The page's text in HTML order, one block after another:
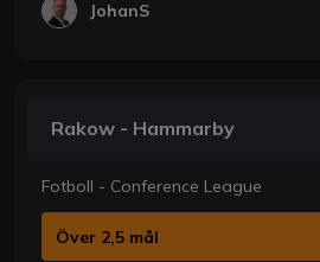
JohanS
Rakow - Hammarby
Fotboll - Conference League
Över 2,5 mål